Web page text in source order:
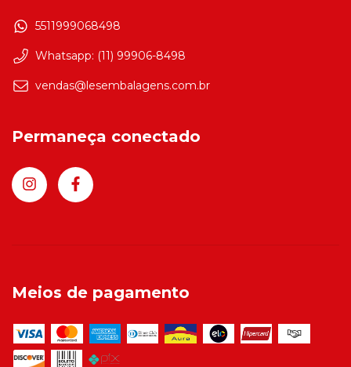
5511999068498
Whatsapp: (11) 99906-8498
vendas@lesembalagens.com.br
Permaneça conectado
Meios de pagamento